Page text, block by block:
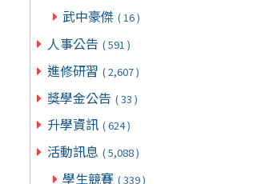
武中豪傑 ( 16 )
人事公告 ( 591 )
進修研習 ( 2,607 )
獎學金公告 ( 33 )
升學資訊 ( 624 )
活動訊息 ( 5,088 )
學生競賽 ( 339 )